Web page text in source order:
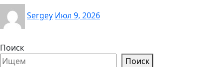
Sergey Июл 9, 2026
Поиск
Поиск